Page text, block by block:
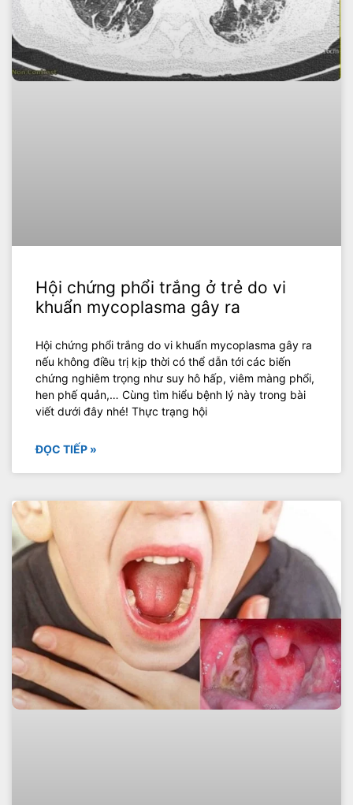
Hội chứng phổi trắng ở trẻ do vi
khuẩn mycoplasma gây ra
Hội chứng phổi trắng do vi khuẩn mycoplasma gây ra
nếu không điều trị kịp thời có thể dẫn tới các biến
chứng nghiêm trọng như suy hô hấp, viêm màng phổi,
hen phế quản,… Cùng tìm hiểu bệnh lý này trong bài
viết dưới đây nhé! Thực trạng hội
ĐỌC TIẾP »